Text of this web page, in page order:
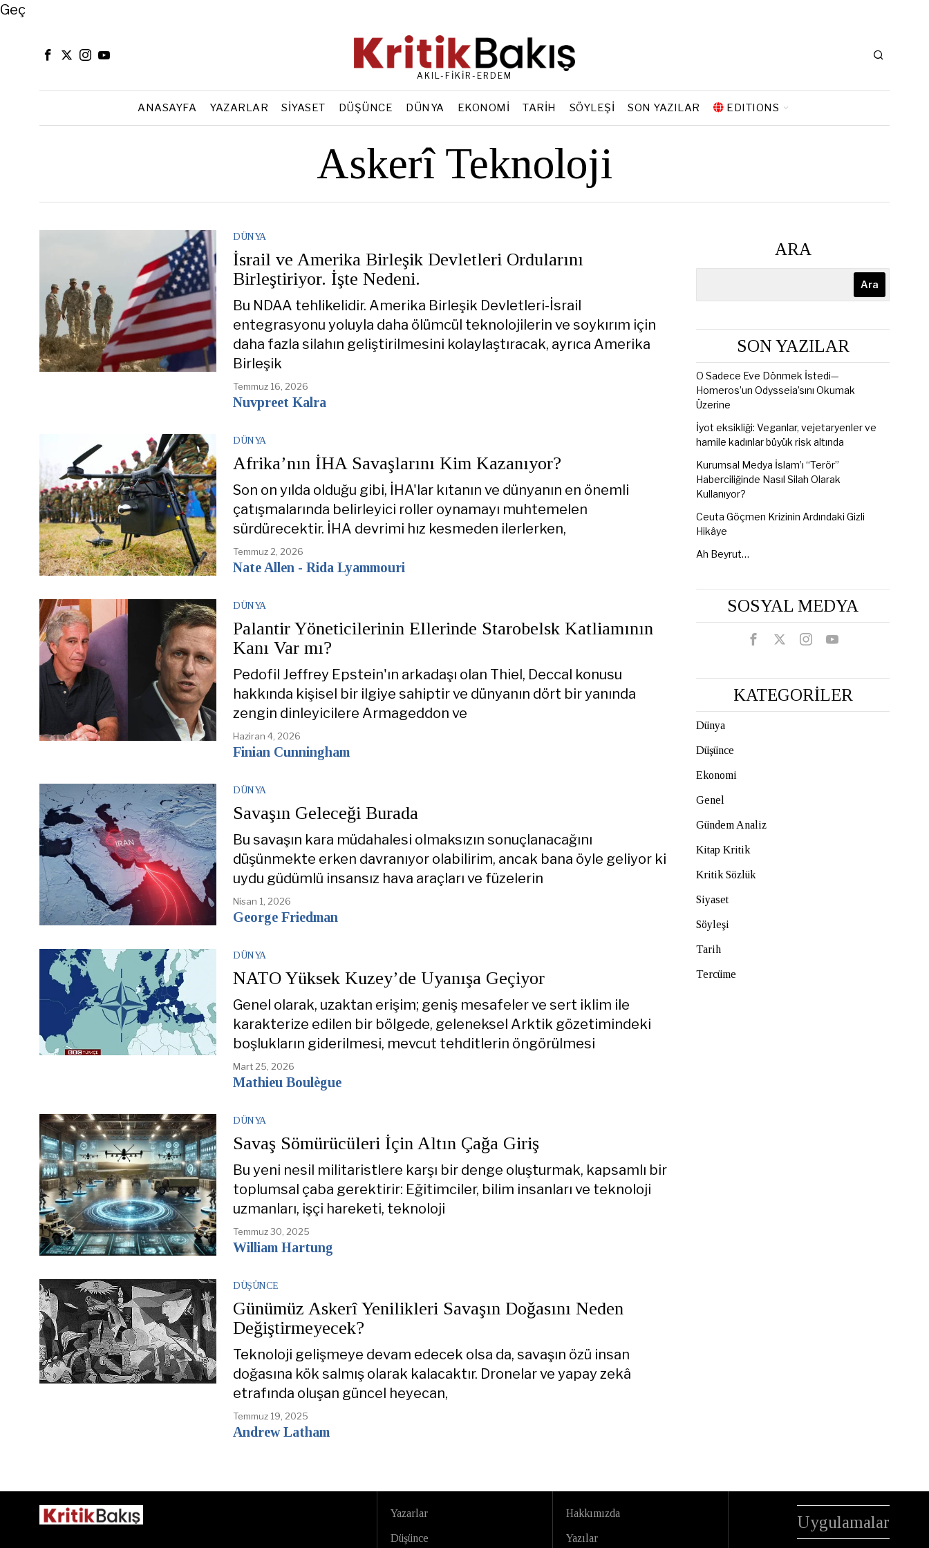
Close
Geç
AKIL-FİKİR-ERDEM
ANASAYFA YAZARLAR SIYASET DÜŞÜNCE DÜNYA EKONOMI TARIH SÖYLEŞI SON YAZILAR EDITIONS
Askerî Teknoloji
DÜNYA
İsrail ve Amerika Birleşik Devletleri Ordularını
Birleştiriyor. İşte Nedeni.
Bu NDAA tehlikelidir. Amerika Birleşik Devletleri-İsrail
entegrasyonu yoluyla daha ölümcül teknolojilerin ve soykırım için
daha fazla silahın geliştirilmesini kolaylaştıracak, ayrıca Amerika
Birleşik
Temmuz 16, 2026
Nuvpreet Kalra
DÜNYA
Afrika’nın İHA Savaşlarını Kim Kazanıyor?
Son on yılda olduğu gibi, İHA'lar kıtanın ve dünyanın en önemli
çatışmalarında belirleyici roller oynamayı muhtemelen
sürdürecektir. İHA devrimi hız kesmeden ilerlerken,
Temmuz 2, 2026
Nate Allen - Rida Lyammouri
DÜNYA
Palantir Yöneticilerinin Ellerinde Starobelsk Katliamının
Kanı Var mı?
Pedofil Jeffrey Epstein'ın arkadaşı olan Thiel, Deccal konusu
hakkında kişisel bir ilgiye sahiptir ve dünyanın dört bir yanında
zengin dinleyicilere Armageddon ve
Haziran 4, 2026
Finian Cunningham
DÜNYA
Savaşın Geleceği Burada
Bu savaşın kara müdahalesi olmaksızın sonuçlanacağını
düşünmekte erken davranıyor olabilirim, ancak bana öyle geliyor ki
uydu güdümlü insansız hava araçları ve füzelerin
Nisan 1, 2026
George Friedman
DÜNYA
NATO Yüksek Kuzey’de Uyanışa Geçiyor
Genel olarak, uzaktan erişim; geniş mesafeler ve sert iklim ile
karakterize edilen bir bölgede, geleneksel Arktik gözetimindeki
boşlukların giderilmesi, mevcut tehditlerin öngörülmesi
Mart 25, 2026
Mathieu Boulègue
DÜNYA
Savaş Sömürücüleri İçin Altın Çağa Giriş
Bu yeni nesil militaristlere karşı bir denge oluşturmak, kapsamlı bir
toplumsal çaba gerektirir: Eğitimciler, bilim insanları ve teknoloji
uzmanları, işçi hareketi, teknoloji
Temmuz 30, 2025
William Hartung
DÜŞÜNCE
Günümüz Askerî Yenilikleri Savaşın Doğasını Neden
Değiştirmeyecek?
Teknoloji gelişmeye devam edecek olsa da, savaşın özü insan
doğasına kök salmış olarak kalacaktır. Dronelar ve yapay zekâ
etrafında oluşan güncel heyecan,
Temmuz 19, 2025
Andrew Latham
ARA
Ara
SON YAZILAR
O Sadece Eve Dönmek İstedi—
Homeros’un Odysseia’sını Okumak
Üzerine
İyot eksikliği: Veganlar, vejetaryenler ve
hamile kadınlar büyük risk altında
Kurumsal Medya İslam’ı “Terör”
Haberciliğinde Nasıl Silah Olarak
Kullanıyor?
Ceuta Göçmen Krizinin Ardındaki Gizli
Hikâye
Ah Beyrut…
SOSYAL MEDYA
KATEGORİLER
Dünya
Düşünce
Ekonomi
Genel
Gündem Analiz
Kitap Kritik
Kritik Sözlük
Siyaset
Söyleşi
Tarih
Tercüme
Yazarlar
Düşünce
Hakkımızda
Yazılar
Uygulamalar